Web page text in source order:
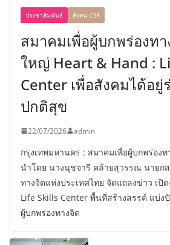
ประชาสัมพันธ์ สังคม-CSR
สมาคมเพื่อผู้บกพร่องท
ใหญ่ Heart & Hand :
Center เพื่อสังคมได้อยู่
ปกติสุข
22/07/2026 admin
กรุงเทพมหานคร : สมาคมเพื่อผู้บกพร่องท
นำโดย นางนุชจารี คล้ายสุวรรณ นายก
ทางจิตแห่งประเทศไทย จัดแถลงข่าว เปิ
Life Skills Center พื้นที่สร้างสรรค์ แบ่ง
ผู้บกพร่องทางจิต